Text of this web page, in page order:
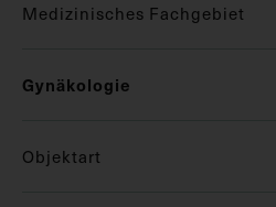
Medizinisches Fachgebiet
Gynäkologie
Objektart